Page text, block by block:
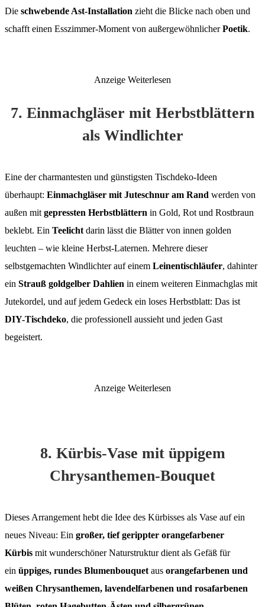
Die schwebende Ast-Installation zieht die Blicke nach oben und
schafft einen Esszimmer-Moment von außergewöhnlicherPoetik.
Anzeige Weiterlesen
7. Einmachgläser mit Herbstblättern
als Windlichter
Eine der charmantesten und günstigsten Tischdeko-Ideen
überhaupt: Einmachgläser mit Juteschnur am Rand werden von
außen mit gepressten Herbstblättern in Gold, Rot und Rostbraun
beklebt. Ein Teelicht darin lässt die Blätter von innen golden
leuchten – wie kleine Herbst-Laternen. Mehrere dieser
selbstgemachten Windlichter auf einem Leinentischläufer, dahinter
ein Strauß goldgelber Dahlien in einem weiteren Einmachglas mit
Jutekordel, und auf jedem Gedeck ein loses Herbstblatt: Das ist
DIY-Tischdeko, die professionell aussieht und jeden Gast
begeistert.
Anzeige Weiterlesen
8. Kürbis-Vase mit üppigem
Chrysanthemen-Bouquet
Dieses Arrangement hebt die Idee des Kürbisses als Vase auf ein
neues Niveau: Ein großer, tief gerippter orangefarbener
Kürbis mit wunderschöner Naturstruktur dient als Gefäß für
ein üppiges, rundes Blumenbouquet aus orangefarbenen und
weißen Chrysanthemen, lavendelfarbenen und rosafarbenen